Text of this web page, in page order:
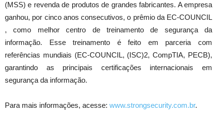
(MSS) e revenda de produtos de grandes fabricantes. A empresa
ganhou, por cinco anos consecutivos, o prêmio da EC-COUNCIL
, como melhor centro de treinamento de segurança da
informação. Esse treinamento é feito em parceria com
referências mundiais (EC-COUNCIL, (ISC)2, CompTIA, PECB),
garantindo as principais certificações internacionais em
segurança da informação.
Para mais informações, acesse: www.strongsecurity.com.br.